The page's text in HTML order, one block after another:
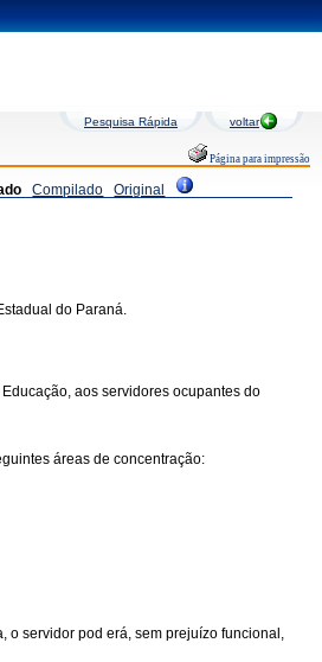
Pesquisa Rápida voltar
Página para impressão
Compilado Original
do Paraná.
aos servidores ocupantes do
áreas de concentração:
o servidor pod erá, sem prejuízo funcional,